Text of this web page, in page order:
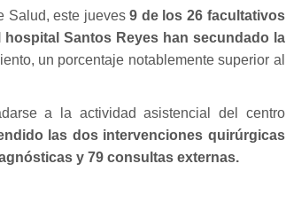
Salud, este jueves9 de los 26 facultativos
Santos Reyes han secundado la
un porcentaje notablemente superior al
a la actividad asistencial del centro
las dos intervenciones quirúrgicas
y 79 consultas externas.